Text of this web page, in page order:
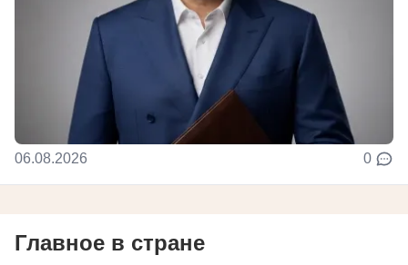
06.08.2026 0
Главное в стране